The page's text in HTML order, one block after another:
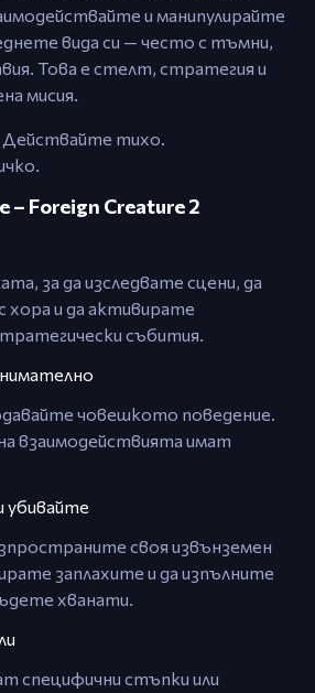
и манипулирайте
вида си — често с тъмни,
Това е стелт, стратегия и
мисия.
тихо.
– Foreign Creature 2
за да изследвате сцени, да
хора и да активирате
събития.
човешкото поведение.
взаимодействията имат
своя извънземен
заплахите и да изпълните
хванати.
специфични стъпки или